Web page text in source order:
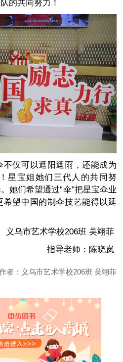
的共同努力！
仅可以遮阳遮雨，还能成为
星宝姐她们三代人的共同努
她们希望通过“伞”把星宝伞业
望中国的制伞技艺能得以延
乌市艺术学校206班 吴翊菲
指导老师：陈晓岚
者：义乌市艺术学校206班 吴翊菲